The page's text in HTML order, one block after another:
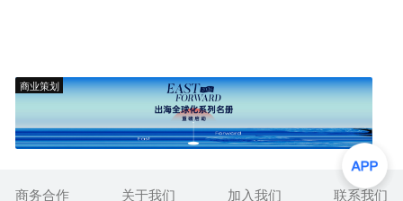
商业策划
商务合作 关于我们 加入我们 联系我们